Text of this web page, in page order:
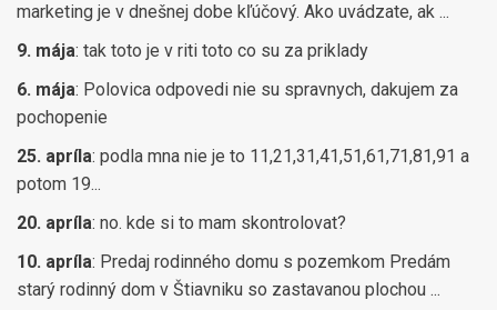
marketing je v dnešnej dobe kľúčový. Ako uvádzate, ak ...
9. mája: tak toto je v riti toto co su za priklady
6. mája: Polovica odpovedi nie su spravnych, dakujem za
pochopenie
25. apríla: podla mna nie je to 11,21,31,41,51,61,71,81,91 a
potom 19...
20. apríla: no. kde si to mam skontrolovat?
10. apríla: Predaj rodinného domu s pozemkom Predám
starý rodinný dom v Štiavniku so zastavanou plochou ...